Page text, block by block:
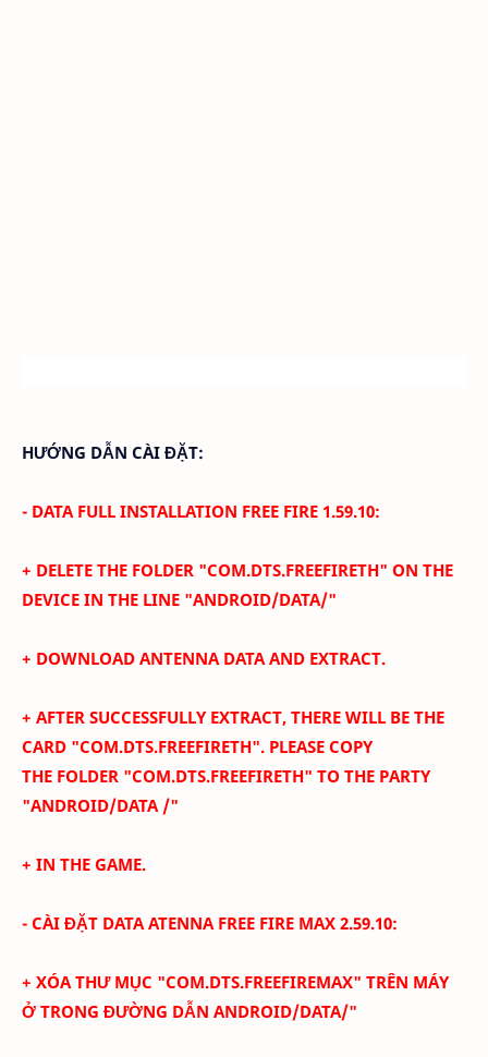
HƯỚNG DẪN CÀI ĐẶT:
- DATA FULL INSTALLATION FREE FIRE 1.59.10:
+ DELETE THE FOLDER "COM.DTS.FREEFIRETH" ON THE
DEVICE IN THE LINE "ANDROID/DATA/"
+ DOWNLOAD ANTENNA DATA AND EXTRACT.
+ AFTER SUCCESSFULLY EXTRACT, THERE WILL BE THE
CARD "COM.DTS.FREEFIRETH". PLEASE COPY
THE FOLDER "COM.DTS.FREEFIRETH" TO THE PARTY
"ANDROID/DATA /"
+ IN THE GAME.
- CÀI ĐẶT DATA ATENNA FREE FIRE MAX 2.59.10:
+ XÓA THƯ MỤC "COM.DTS.FREEFIREMAX" TRÊN MÁY
Ở TRONG ĐƯỜNG DẪN ANDROID/DATA/"